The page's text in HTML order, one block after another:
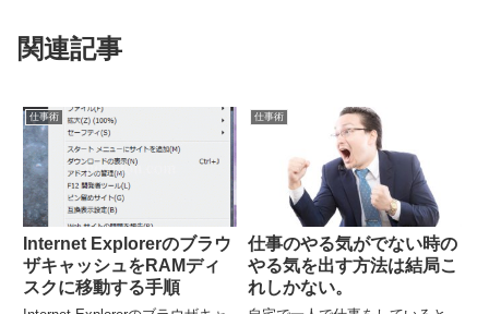
関連記事
仕事術
Internet Explorerのブラウ
ザキャッシュをRAMディ
スクに移動する手順
仕事術
仕事のやる気がでない時の
やる気を出す方法は結局こ
れしかない。